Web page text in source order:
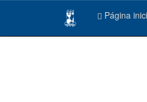
Página